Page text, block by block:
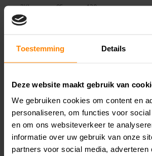
Toestemming Details
Deze website maakt gebruik van
We gebruiken cookies om content en
personaliseren, om functies voor
en om ons websiteverkeer te
informatie over uw gebruik van onze
partners voor social media, adverteren
3XL 95 120
Specificaties